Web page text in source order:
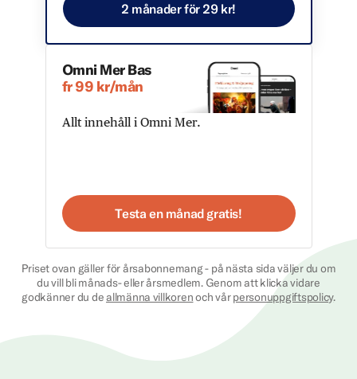
2 månader för 29 kr!
Omni Mer Bas
fr 99 kr/mån
Allt innehåll i Omni Mer.
Testa en månad gratis!
Priset ovan gäller för årsabonnemang - på nästa sida väljer du om
du vill bli månads- eller årsmedlem. Genom att klicka vidare
godkänner du deallmänna villkorenoch vårpersonuppgiftspolicy.